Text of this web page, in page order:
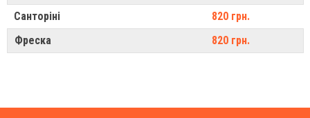
Санторіні
820 грн.
Фреска
820 грн.